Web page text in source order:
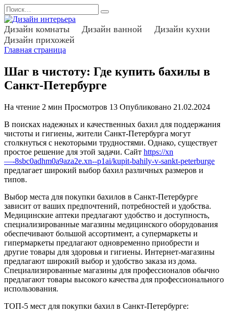
Перейти
к
содержанию
Search
for:
Дизайн комнаты Дизайн ванной
Дизайн кухни
Дизайн прихожей
Главная страница
Шаг в чистоту: Где купить бахилы в
Санкт-Петербурге
На чтение 2 мин Просмотров 13 Опубликовано 21.02.2024
В поисках надежных и качественных бахил для поддержания
чистоты и гигиены, жители Санкт-Петербурга могут
столкнуться с некоторыми трудностями. Однако, существует
простое решение для этой задачи. Сайт https://xn
—-8sbc0adhm0a9aza2e.xn--p1ai/kupit-bahily-v-sankt-peterburge
предлагает широкий выбор бахил различных размеров и
типов.
Выбор места для покупки бахилов в Санкт-Петербурге
зависит от ваших предпочтений, потребностей и удобства.
Медицинские аптеки предлагают удобство и доступность,
специализированные магазины медицинского оборудования
обеспечивают большой ассортимент, а супермаркеты и
гипермаркеты предлагают одновременно приобрести и
другие товары для здоровья и гигиены. Интернет-магазины
предлагают широкий выбор и удобство заказа из дома.
Специализированные магазины для профессионалов обычно
предлагают товары высокого качества для профессионального
использования.
ТОП-5 мест для покупки бахил в Санкт-Петербурге: